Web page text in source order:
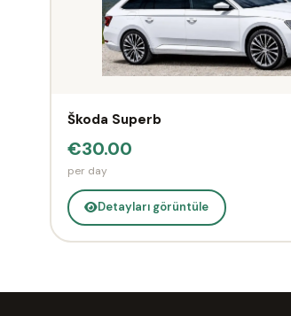
Škoda Superb
€30.00
per day
Detayları görüntüle